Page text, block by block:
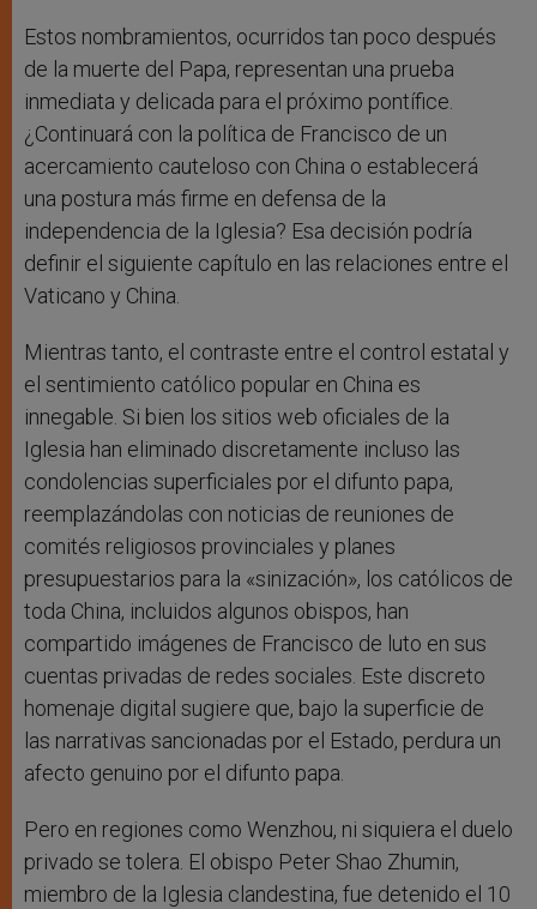
Estos nombramientos, ocurridos tan poco después
de la muerte del Papa, representan una prueba
inmediata y delicada para el próximo pontífice.
¿Continuará con la política de Francisco de un
acercamiento cauteloso con China o establecerá
una postura más firme en defensa de la
independencia de la Iglesia? Esa decisión podría
definir el siguiente capítulo en las relaciones entre el
Vaticano y China.
Mientras tanto, el contraste entre el control estatal y
el sentimiento católico popular en China es
innegable. Si bien los sitios web oficiales de la
Iglesia han eliminado discretamente incluso las
condolencias superficiales por el difunto papa,
reemplazándolas con noticias de reuniones de
comités religiosos provinciales y planes
presupuestarios para la «sinización», los católicos de
toda China, incluidos algunos obispos, han
compartido imágenes de Francisco de luto en sus
cuentas privadas de redes sociales. Este discreto
homenaje digital sugiere que, bajo la superficie de
las narrativas sancionadas por el Estado, perdura un
afecto genuino por el difunto papa.
Pero en regiones como Wenzhou, ni siquiera el duelo
privado se tolera. El obispo Peter Shao Zhumin,
miembro de la Iglesia clandestina, fue detenido el 10